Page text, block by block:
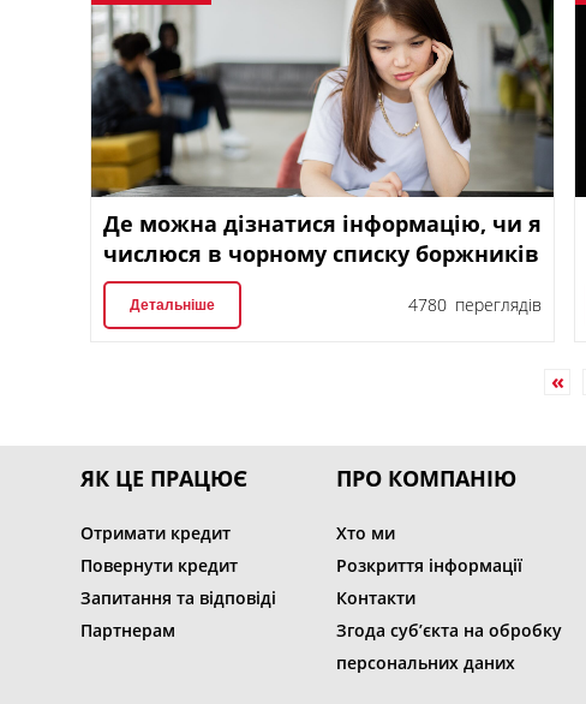
Де можна дізнатися інформацію, чи я
числюся в чорному списку боржників
Детальніше 4780 переглядів
ЯК ЦЕ ПРАЦЮЄ
Отримати кредит
Повернути кредит
Запитання та відповіді
Партнерам
ПРО КОМПАНІЮ
Хто ми
Розкриття інформації
Контакти
Згода суб’єкта на обробку
персональних даних